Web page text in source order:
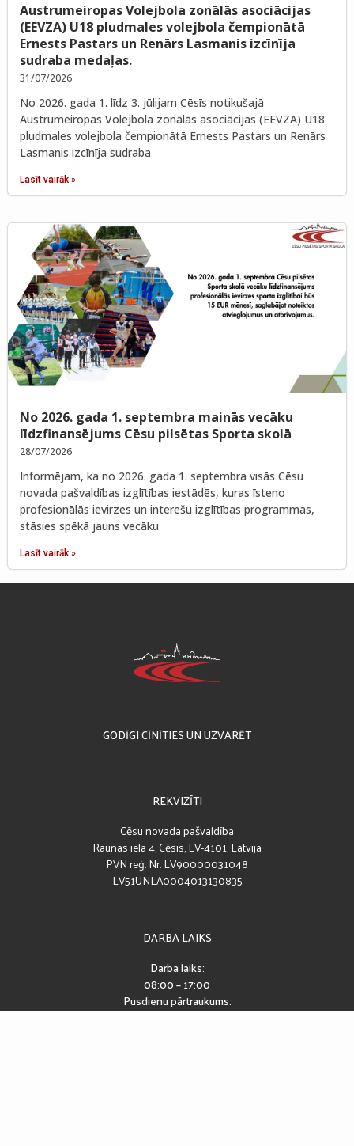
Austrumeiropas Volejbola zonālās asociācijas
(EEVZA) U18 pludmales volejbola čempionātā
Ernests Pastars un Renārs Lasmanis izcīnīja
sudraba medaļas.
31/07/2026
No 2026. gada 1. līdz 3. jūlijam Cēsīs notikušajā
Austrumeiropas Volejbola zonālās asociācijas (EEVZA) U18
pludmales volejbola čempionātā Ernests Pastars un Renārs
Lasmanis izcīnīja sudraba
Lasīt vairāk »
No 2026. gada 1. septembra mainās vecāku
līdzfinansējums Cēsu pilsētas Sporta skolā
28/07/2026
Informējam, ka no 2026. gada 1. septembra visās Cēsu
novada pašvaldības izglītības iestādēs, kuras īsteno
profesionālās ievirzes un interešu izglītības programmas,
stāsies spēkā jauns vecāku
Lasīt vairāk »
GODĪGI CĪNĪTIES UN UZVARĒT
REKVIZĪTI
Cēsu novada pašvaldība
Raunas iela 4, Cēsis, LV-4101, Latvija
PVN reģ. Nr. LV90000031048
LV51UNLA0004013130835
DARBA LAIKS
Darba laiks:
08:00 – 17:00
Pusdienu pārtraukums:
12:00 – 13:00